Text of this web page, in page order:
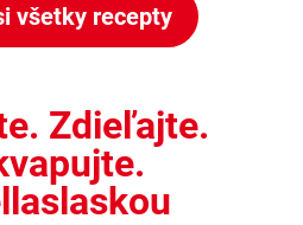
všetky recepty
Zdieľajte.